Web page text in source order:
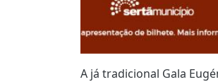
A já tradicional Gala